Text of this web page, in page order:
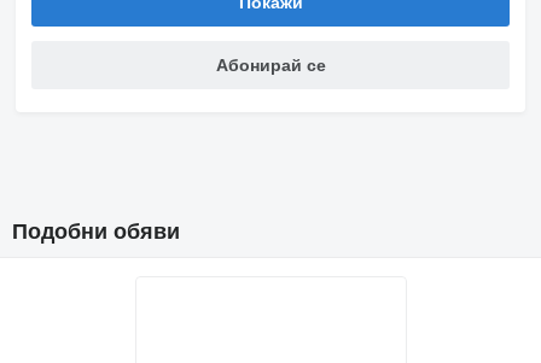
Абонирай се
Подобни обяви